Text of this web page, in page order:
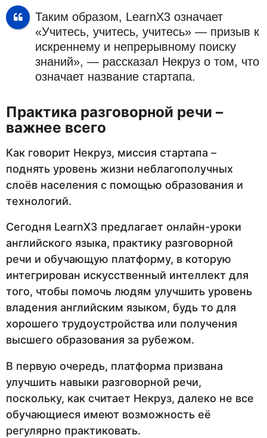
Таким образом, LearnX3 означает
«Учитесь, учитесь, учитесь» — призыв к
искреннему и непрерывному поиску
знаний», — рассказал Некруз о том, что
означает название стартапа.
Практика разговорной речи –
важнее всего
Как говорит Некруз, миссия стартапа –
поднять уровень жизни неблагополучных
слоёв населения с помощью образования и
технологий.
Сегодня LearnX3 предлагает онлайн-уроки
английского языка, практику разговорной
речи и обучающую платформу, в которую
интегрирован искусственный интеллект для
того, чтобы помочь людям улучшить уровень
владения английским языком, будь то для
хорошего трудоустройства или получения
высшего образования за рубежом.
В первую очередь, платформа призвана
улучшить навыки разговорной речи,
поскольку, как считает Некруз, далеко не все
обучающиеся имеют возможность её
регулярно практиковать.